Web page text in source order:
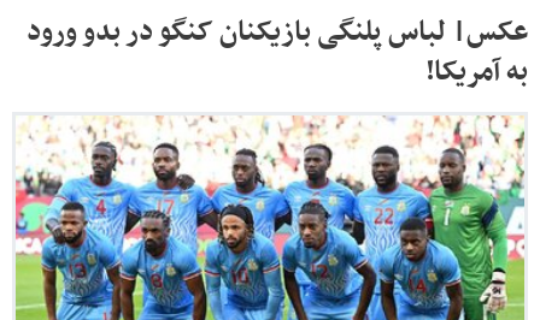
عکس| لباس پلنگی بازیکنان کنگو در بدو ورود
به آمریکا!